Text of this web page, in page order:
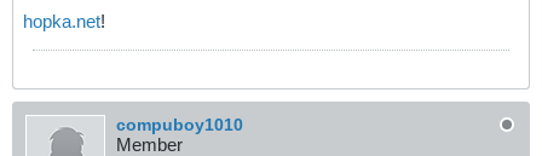
hopka.net!
compuboy1010
Member